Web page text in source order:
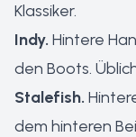
Klassiker.
Indy. Hintere
den Boots.
Stalefish.
dem hinteren